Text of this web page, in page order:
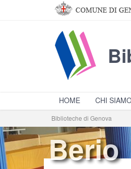
Salta al contenuto principale
HOME CHI
Biblioteche di Genova
Berio